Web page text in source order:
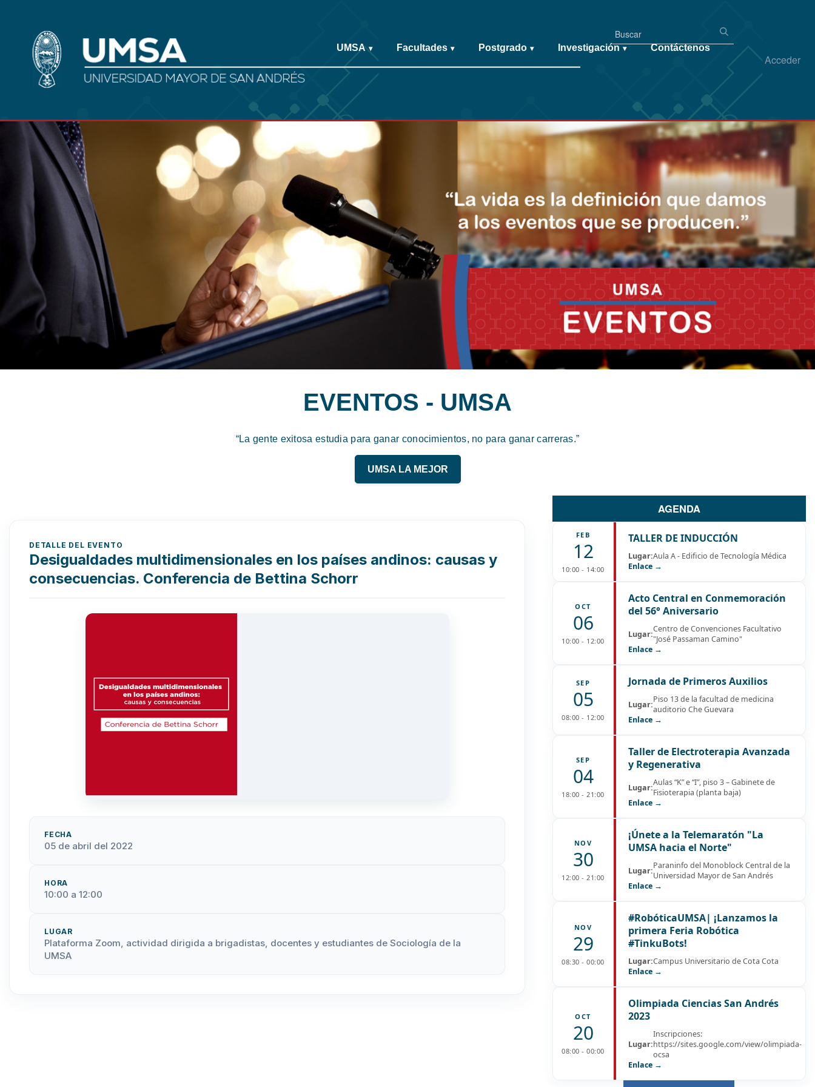
Acceder
UMSA ▾ Facultades ▾ Postgrado ▾ Investigación ▾ Contáctenos
EVENTOS - UMSA
“La gente exitosa estudia para ganar conocimientos, no para ganar carreras.”
UMSA LA MEJOR
DETALLE DEL EVENTO
Desigualdades multidimensionales en los países andinos: causas y
consecuencias. Conferencia de Bettina Schorr
FECHA
05 de abril del 2022
HORA
10:00 a 12:00
LUGAR
Plataforma Zoom, actividad dirigida a brigadistas, docentes y estudiantes de Sociología de la
UMSA
AGENDA
FEB
12
10:00 - 14:00
TALLER DE INDUCCIÓN
Lugar:Aula A - Edificio de Tecnología Médica
Enlace →
OCT
06
10:00 - 12:00
Acto Central en Conmemoración
del 56° Aniversario
Lugar:Centro de Convenciones Facultativo
"José Passaman Camino"
Enlace →
SEP
05
08:00 - 12:00
Jornada de Primeros Auxilios
Lugar:Piso 13 de la facultad de medicina
auditorio Che Guevara
Enlace →
SEP
04
18:00 - 21:00
Taller de Electroterapia Avanzada
y Regenerativa
Lugar:Aulas “K” e “I”, piso 3 – Gabinete de
Fisioterapia (planta baja)
Enlace →
NOV
30
12:00 - 21:00
¡Únete a la Telemaratón "La
UMSA hacia el Norte"
Lugar:Paraninfo del Monoblock Central de la
Universidad Mayor de San Andrés
Enlace →
NOV
29
08:30 - 00:00
#RobóticaUMSA| ¡Lanzamos la
primera Feria Robótica
#TinkuBots!
Lugar:Campus Universitario de Cota Cota
Enlace →
OCT
20
08:00 - 00:00
Olimpiada Ciencias San Andrés
2023
Lugar:
Inscripciones:
https://sites.google.com/view/olimpiada-
ocsa
Enlace →